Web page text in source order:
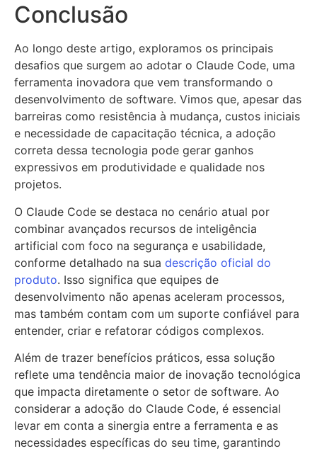
Conclusão
Ao longo deste artigo, exploramos os principais
desafios que surgem ao adotar o Claude Code, uma
ferramenta inovadora que vem transformando o
desenvolvimento de software. Vimos que, apesar das
barreiras como resistência à mudança, custos iniciais
e necessidade de capacitação técnica, a adoção
correta dessa tecnologia pode gerar ganhos
expressivos em produtividade e qualidade nos
projetos.
O Claude Code se destaca no cenário atual por
combinar avançados recursos de inteligência
artificial com foco na segurança e usabilidade,
conforme detalhado na sua descrição oficial do
produto. Isso significa que equipes de
desenvolvimento não apenas aceleram processos,
mas também contam com um suporte confiável para
entender, criar e refatorar códigos complexos.
Além de trazer benefícios práticos, essa solução
reflete uma tendência maior de inovação tecnológica
que impacta diretamente o setor de software. Ao
considerar a adoção do Claude Code, é essencial
levar em conta a sinergia entre a ferramenta e as
necessidades específicas do seu time, garantindo